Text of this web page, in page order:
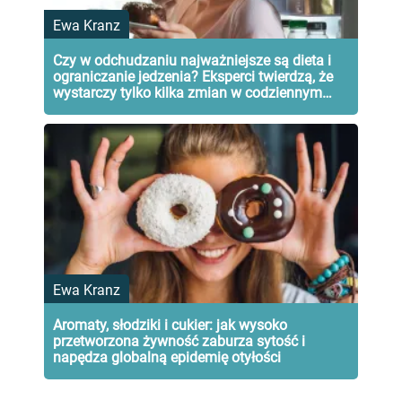
Ewa Kranz
Czy w odchudzaniu najważniejsze są dieta i
ograniczanie jedzenia? Eksperci twierdzą, że
wystarczy tylko kilka zmian w codziennym
Ewa Kranz
Aromaty, słodziki i cukier: jak wysoko
przetworzona żywność zaburza sytość i
napędza globalną epidemię otyłości